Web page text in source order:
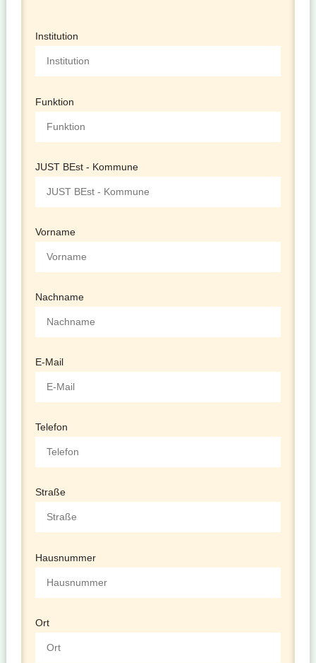
Institution
Funktion
JUST BEst - Kommune
Vorname
Nachname
E-Mail
Telefon
Straße
Hausnummer
Ort